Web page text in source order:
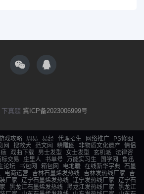
真题 冀ICP备2023006999号
戏攻略 周易 易经 代理招生 网络推广
PS修图
网 搜救犬 范文网 精雕图 非物质文化遗产
情侣
戏曲下载 男士发型 女士发型 玄机派
法律咨
标交易 庄里人 书单号 万能实习生 国学网
鲁迅
论坛 书包网 箱包网 电地暖 在线新华字典 石墨
电商运营 吉林石墨烯发热线 吉林发热线厂家
吉
厂家 辽宁石墨烯发热线 辽宁发热线厂家
辽宁石
黑龙江石墨烯发热线 黑龙江发热线厂家
黑龙江